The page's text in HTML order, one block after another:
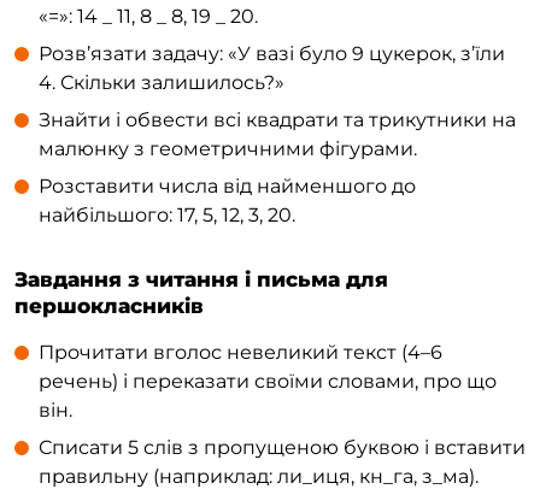
«=»: 14 _ 11, 8 _ 8, 19 _ 20.
Розв’язати задачу: «У вазі було 9 цукерок, з’їли
4. Скільки залишилось?»
Знайти і обвести всі квадрати та трикутники на
малюнку з геометричними фігурами.
Розставити числа від найменшого до
найбільшого: 17, 5, 12, 3, 20.
Завдання з читання і письма для
першокласників
Прочитати вголос невеликий текст (4–6
речень) і переказати своїми словами, про що
він.
Списати 5 слів з пропущеною буквою і вставити
правильну (наприклад: ли_иця, кн_га, з_ма).